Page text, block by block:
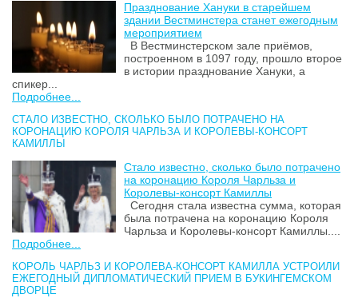
Празднование Хануки в старейшем
здании Вестминстера станет ежегодным
мероприятием
В Вестминстерском зале приёмов,
построенном в 1097 году, прошло второе
в истории празднование Хануки, а
спикер...
Подробнее...
СТАЛО ИЗВЕСТНО, СКОЛЬКО БЫЛО ПОТРАЧЕНО НА
КОРОНАЦИЮ КОРОЛЯ ЧАРЛЬЗА И КОРОЛЕВЫ-КОНСОРТ
КАМИЛЛЫ
Стало известно, сколько было потрачено
на коронацию Короля Чарльза и
Королевы-консорт Камиллы
Сегодня стала известна сумма, которая
была потрачена на коронацию Короля
Чарльза и Королевы-консорт Камиллы....
Подробнее...
КОРОЛЬ ЧАРЛЬЗ И КОРОЛЕВА-КОНСОРТ КАМИЛЛА УСТРОИЛИ
ЕЖЕГОДНЫЙ ДИПЛОМАТИЧЕСКИЙ ПРИЕМ В БУКИНГЕМСКОМ
ДВОРЦЕ